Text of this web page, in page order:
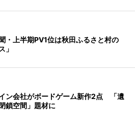
・上半期PV1位は秋田ふるさと村の
」
ン会社がボードゲーム新作2点 「遺
鎖空間」題材に